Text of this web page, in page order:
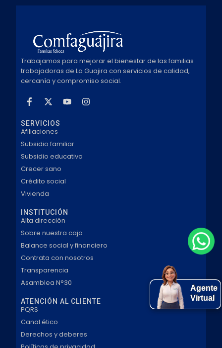
Trabajamos para mejorar el bienestar de las familias
trabajadoras de La Guajira con servicios de calidad,
cercanía y compromiso social.
SERVICIOS
Afiliaciones
Subsidio familiar
Subsidio educativo
Crecer sano
Crédito social
Vivienda
INSTITUCIÓN
Alta dirección
Sobre nuestra caja
Balance social y financiero
Contrata con nosotros
Transparencia
Asamblea N°30
ATENCIÓN AL CLIENTE
PQRS
Canal ético
Derechos y deberes
Agente
Virtual